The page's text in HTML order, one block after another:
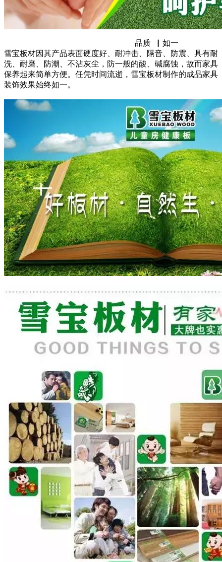
品质 ▏如一
雪宝板材因其产品表面硬度好、耐冲击、隔音、防震、具有耐
洗、耐磨、防潮、不沾灰尘，防一般的酸、碱腐蚀，故而家具
保养起来简单方便。任凭时间流逝，雪宝板材制作的成品家具
装饰效果始终如一。